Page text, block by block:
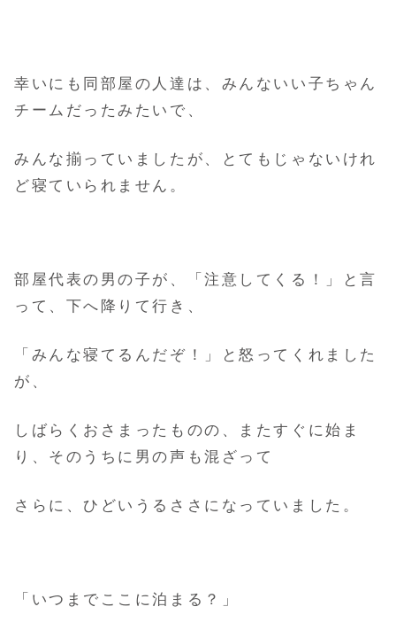
幸いにも同部屋の人達は、みんないい子ちゃん
チームだったみたいで、
みんな揃っていましたが、とてもじゃないけれ
ど寝ていられません。
部屋代表の男の子が、「注意してくる！」と言
って、下へ降りて行き、
「みんな寝てるんだぞ！」と怒ってくれました
が、
しばらくおさまったものの、またすぐに始ま
り、そのうちに男の声も混ざって
さらに、ひどいうるささになっていました。
「いつまでここに泊まる？」